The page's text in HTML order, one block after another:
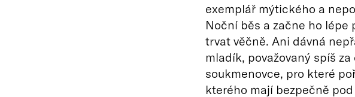
exemplář mýtického a
Noční běs a začne ho lépe
trvat věčně. Ani dávná
mladík, považovaný spíš
soukmenovce, pro které
kterého mají bezpečně pod